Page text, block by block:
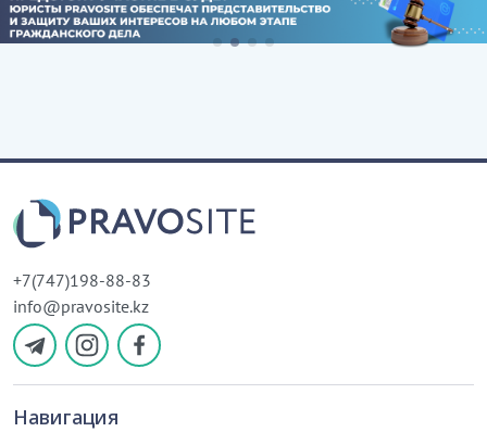
+7(747)198-88-83
info@pravosite.kz
Навигация